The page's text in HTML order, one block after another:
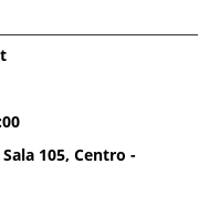
105, Centro -